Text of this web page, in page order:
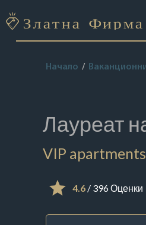
Начало
Лауреат
VIP
4.6/ 396 Оценки